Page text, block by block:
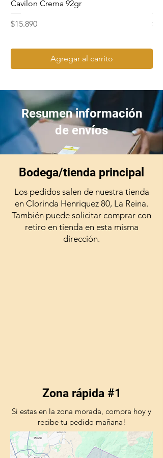
Cavilon Crema 92gr
Precio
$15.890
Agregar al carrito
Resumen información
de envíos
Bodega/tienda principal
Los pedidos salen de nuestra tienda
en Clorinda Henriquez 80, La Reina.
También puede solicitar comprar con
retiro en tienda en esta misma
dirección.
Zona rápida #1
Si estas en la zona morada, compra hoy y
recibe tu pedido mañana!